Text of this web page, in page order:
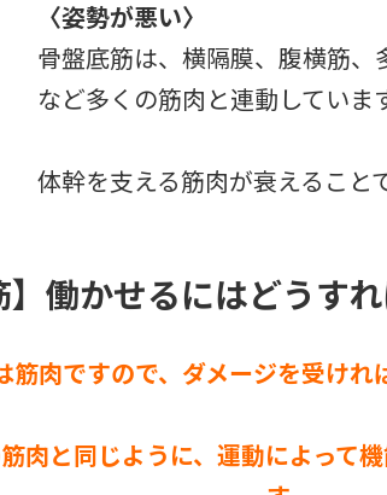
〈姿勢が悪い〉
骨盤底筋は、横隔膜、腹横筋、
など多くの筋肉と連動していま
体幹を支える筋肉が衰えること
】働かせるにはどうす
筋肉ですので、ダメージを受けれ
肉と同じように、運動によって